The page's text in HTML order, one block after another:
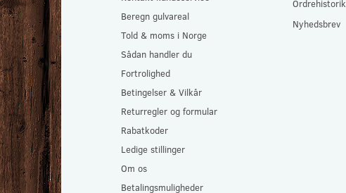
Beregn gulvareal
Told & moms i Norge
Sådan handler du
Fortrolighed
Betingelser & Vilkår
Returregler og formular
Rabatkoder
Ledige stillinger
Om os
Betalingsmuligheder
Ordrehistorik
Nyhedsbrev